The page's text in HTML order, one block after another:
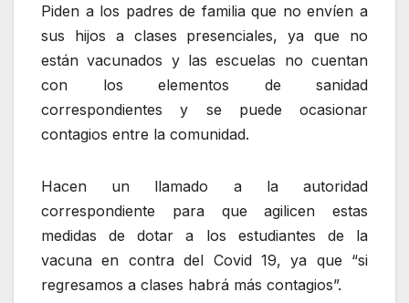
Piden a los padres de familia que no envíen a
sus hijos a clases presenciales, ya que no
están vacunados y las escuelas no cuentan
con los elementos de sanidad
correspondientes y se puede ocasionar
contagios entre la comunidad.
Hacen un llamado a la autoridad
correspondiente para que agilicen estas
medidas de dotar a los estudiantes de la
vacuna en contra del Covid 19, ya que “si
regresamos a clases habrá más contagios”.